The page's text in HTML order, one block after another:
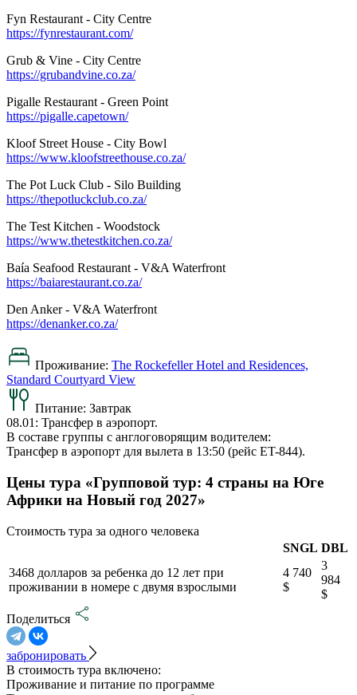
Fyn Restaurant - City Centre
https://fynrestaurant.com/
Grub & Vine - City Centre
https://grubandvine.co.za/
Pigalle Restaurant - Green Point
https://pigalle.capetown/
Kloof Street House - City Bowl
https://www.kloofstreethouse.co.za/
The Pot Luck Club - Silo Building
https://thepotluckclub.co.za/
The Test Kitchen - Woodstock
https://www.thetestkitchen.co.za/
Baía Seafood Restaurant - V&A Waterfront
https://baiarestaurant.co.za/
Den Anker - V&A Waterfront
https://denanker.co.za/
Проживание: The Rockefeller Hotel and Residences,
Standard Courtyard View
Питание: Завтрак
08.01: Трансфер в аэропорт.
В составе группы с англоговорящим водителем:
Трансфер в аэропорт для вылета в 13:50 (рейс ET-844).
Цены тура «Групповой тур: 4 страны на Юге
Африки на Новый год 2027»
Стоимость тура за одного человека
SNGL DBL
3468 долларов за ребенка до 12 лет при
проживании в номере с двумя взрослыми
4 740
$
3
984
$
Поделиться
забронировать
В стоимость тура включено:
Проживание и питание по программе